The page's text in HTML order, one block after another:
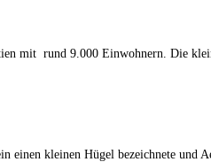
mit rund 9.000 Einwohnern. Die
kleinen Hügel bezeichnete und